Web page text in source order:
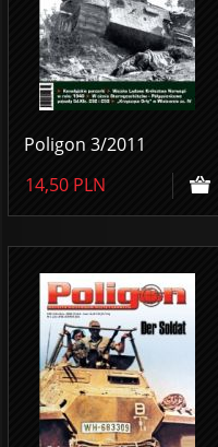
Poligon 3/2011
14,50 PLN